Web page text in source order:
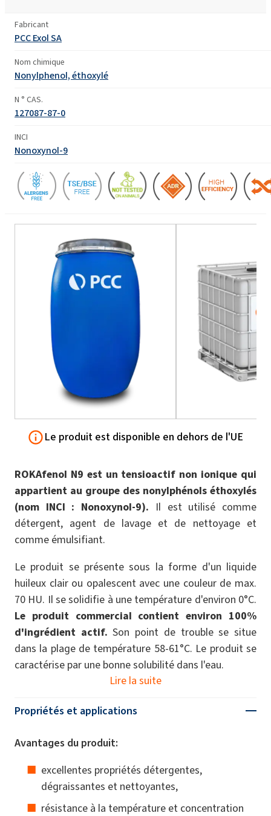
Fabricant
PCC Exol SA
Nom chimique
Nonylphenol, éthoxylé
N ° CAS.
127087-87-0
INCI
Nonoxynol-9
Le produit est disponible en dehors de l'UE
ROKAfenol N9 est un tensioactif non ionique qui
appartient au groupe des nonylphénols éthoxylés
(nom INCI : Nonoxynol-9). Il est utilisé comme
détergent, agent de lavage et de nettoyage et
comme émulsifiant.
Le produit se présente sous la forme d'un liquide
huileux clair ou opalescent avec une couleur de max.
70 HU. Il se solidifie à une température d'environ 0°C.
Le produit commercial contient environ 100%
d'ingrédient actif. Son point de trouble se situe
dans la plage de température 58-61°C. Le produit se
caractérise par une bonne solubilité dans l'eau.
Lire la suite
Propriétés et applications
Avantages du produit:
excellentes propriétés détergentes,
dégraissantes et nettoyantes,
résistance à la température et concentration